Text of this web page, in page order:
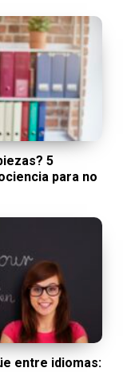
5
para no
entre idiomas: